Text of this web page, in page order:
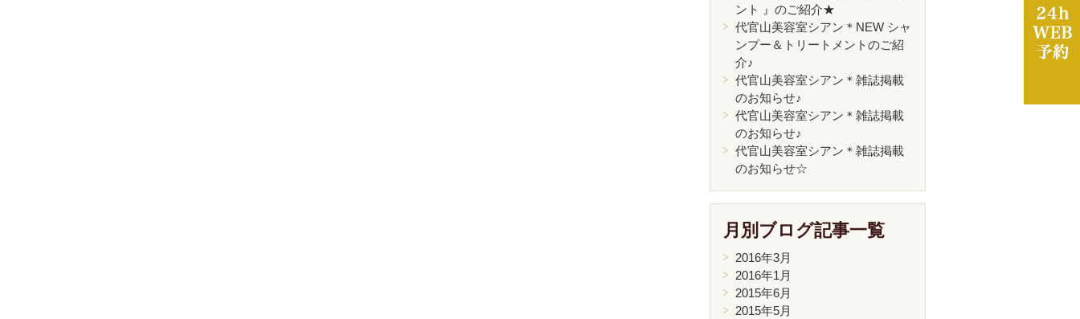
ント 』のご紹介★
代官山美容室シアン＊NEW シャ
ンプー＆トリートメントのご紹
介♪
代官山美容室シアン＊雑誌掲載
のお知らせ♪
代官山美容室シアン＊雑誌掲載
のお知らせ♪
代官山美容室シアン＊雑誌掲載
のお知らせ☆
月別ブログ記事一覧
2016年3月
2016年1月
2015年6月
2015年5月